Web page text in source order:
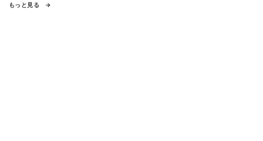
もっと見る